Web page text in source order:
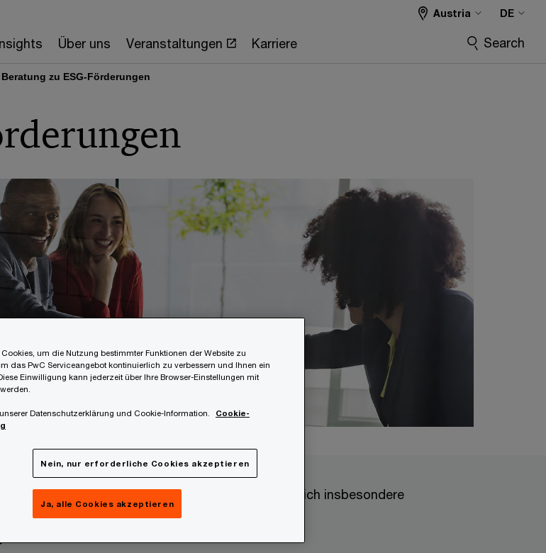
Über uns Veranstaltungen Karriere
Austria DE
Search
Beratung zu ESG-Förderungen
Aus unserer Beratungspraxis zeigen sich insbesondere
folgende Herausforderungen:
um die Nutzung bestimmter Funktionen der Website zu
das PwC Serviceangebot kontinuierlich zu verbessern und Ihnen ein
Einwilligung kann jederzeit über Ihre Browser-Einstellungen mit
Datenschutzerklärung und Cookie-Information.
Cookie-
Nein, nur erforderliche Cookies akzeptieren
Ja, alle Cookies akzeptieren